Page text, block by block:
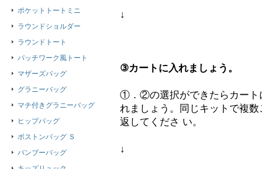
↓
③カートに入れましょう。
①．②の選択ができたらカート
れましょう。同じキットで複
返してくださ い。
↓
ポケットトートミニ
ラウンドショルダー
ラウンドトート
パッチワーク風トート
マザーズバッグ
グラニーバッグ
マチ付きグラニーバッグ
ヒップバッグ
ボストンバッグ Ｓ
バンブーバッグ